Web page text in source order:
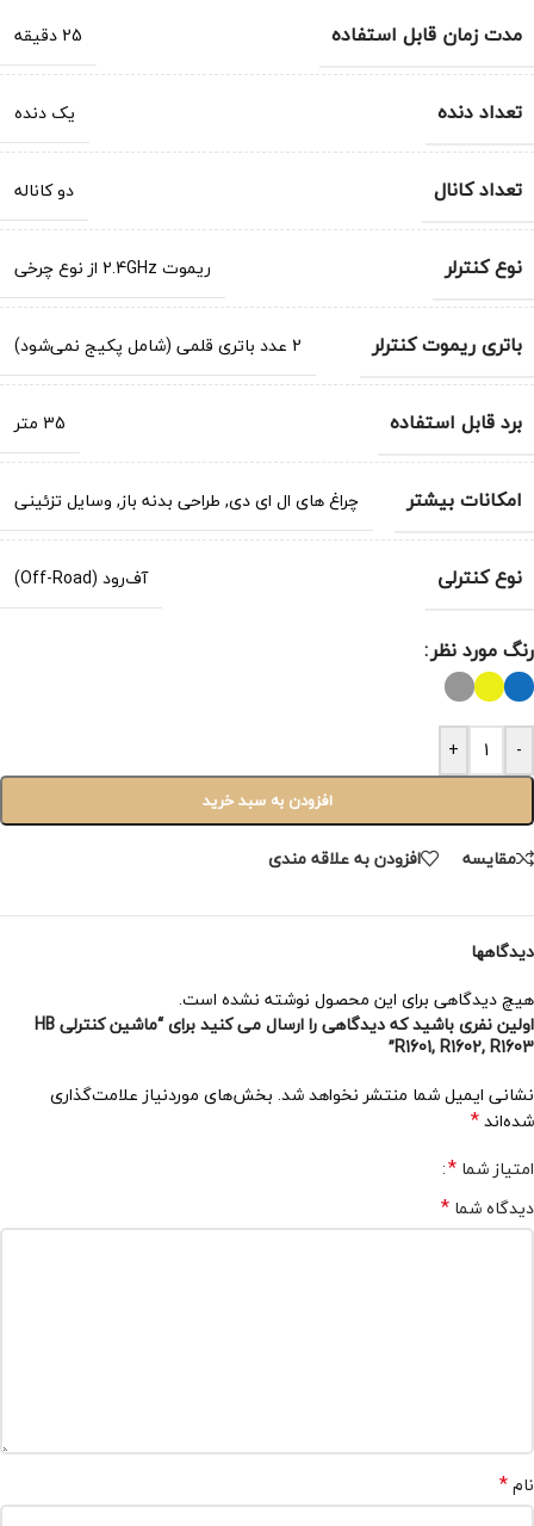
مدت زمان قابل استفاده 25 دقیقه
تعداد دنده یک دنده
تعداد کانال دو کاناله
نوع کنترلر ریموت 2.4GHz از نوع چرخی
باتری ریموت کنترلر 2 عدد باتری قلمی (شامل پکیج نمی‌شود)
برد قابل استفاده 35 متر
امکانات بیشتر چراغ های ال ای دی, طراحی بدنه باز, وسایل تزئینی
نوع کنترلی آف‌رود (Off-Road)
رنگ مورد نظر
-
+
افزودن به سبد خرید
مقایسه افزودن به علاقه مندی
دیدگاهها
هیچ دیدگاهی برای این محصول نوشته نشده است.
اولین نفری باشید که دیدگاهی را ارسال می کنید برای “ماشین کنترلی HB
R1601, R1602, R1603”
نشانی ایمیل شما منتشر نخواهد شد. بخش‌های موردنیاز علامت‌گذاری
شده‌اند*
امتیاز شما *
دیدگاه شما *
نام*